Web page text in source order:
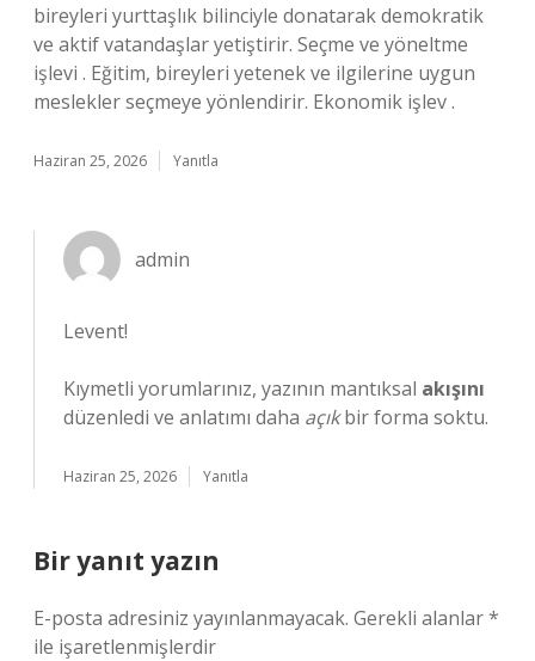
bireyleri yurttaşlık bilinciyle donatarak demokratik
ve aktif vatandaşlar yetiştirir. Seçme ve yöneltme
işlevi . Eğitim, bireyleri yetenek ve ilgilerine uygun
meslekler seçmeye yönlendirir. Ekonomik işlev .
Haziran 25, 2026 Yanıtla
admin
Levent!
Kıymetli yorumlarınız, yazının mantıksal akışını
düzenledi ve anlatımı daha açıkbir forma soktu.
Haziran 25, 2026 Yanıtla
Bir yanıt yazın
E-posta adresiniz yayınlanmayacak. Gerekli alanlar*
ile işaretlenmişlerdir